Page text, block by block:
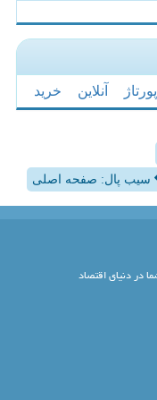
آنلاین خرید
سیب پال: صفحه اصلی
در دنیای اقتصاد